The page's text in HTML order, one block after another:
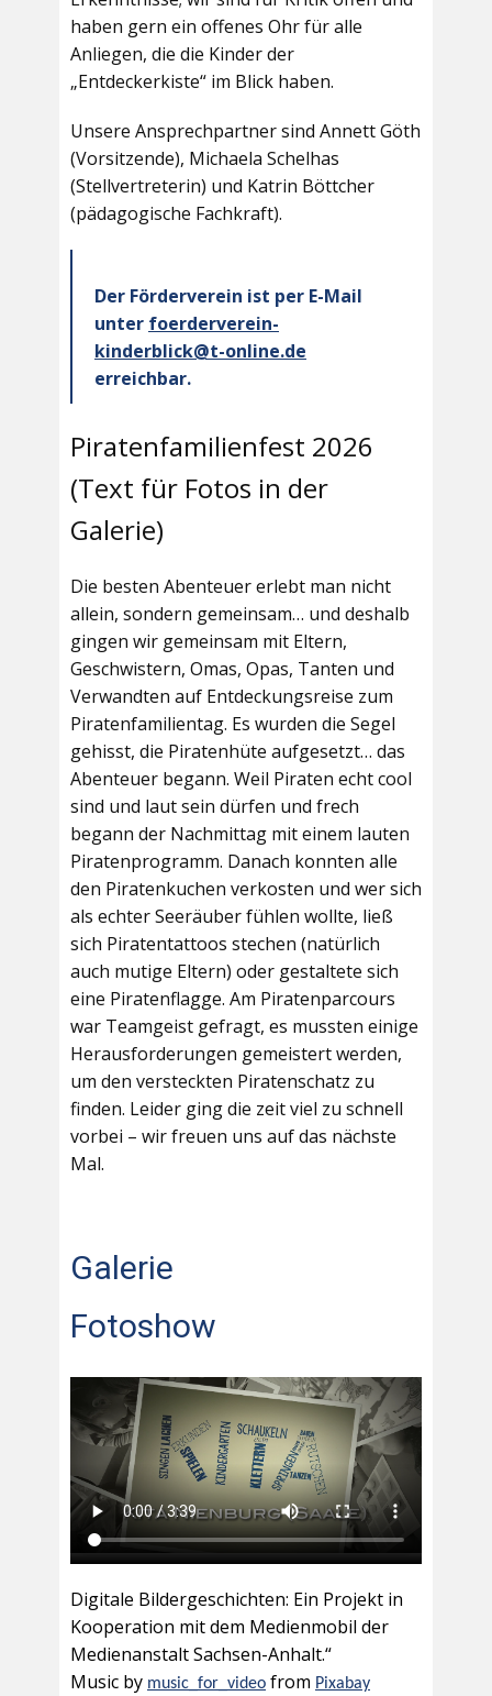
haben gern ein offenes Ohr für alle
Anliegen, die die Kinder der
„Entdeckerkiste“ im Blick haben.
Unsere Ansprechpartner sind Annett Göth
(Vorsitzende), Michaela Schelhas
(Stellvertreterin) und Katrin Böttcher
(pädagogische Fachkraft).
Der Förderverein ist per E-Mail
unter foerderverein-
kinderblick@t-online.de
erreichbar.
Piratenfamilienfest 2026
(Text für Fotos in der
Galerie)
Die besten Abenteuer erlebt man nicht
allein, sondern gemeinsam… und deshalb
gingen wir gemeinsam mit Eltern,
Geschwistern, Omas, Opas, Tanten und
Verwandten auf Entdeckungsreise zum
Piratenfamilientag. Es wurden die Segel
gehisst, die Piratenhüte aufgesetzt… das
Abenteuer begann. Weil Piraten echt cool
sind und laut sein dürfen und frech
begann der Nachmittag mit einem lauten
Piratenprogramm. Danach konnten alle
den Piratenkuchen verkosten und wer sich
als echter Seeräuber fühlen wollte, ließ
sich Piratentattoos stechen (natürlich
auch mutige Eltern) oder gestaltete sich
eine Piratenflagge. Am Piratenparcours
war Teamgeist gefragt, es mussten einige
Herausforderungen gemeistert werden,
um den versteckten Piratenschatz zu
finden. Leider ging die zeit viel zu schnell
vorbei – wir freuen uns auf das nächste
Mal.
Galerie
Fotoshow
Digitale Bildergeschichten: Ein Projekt in
Kooperation mit dem Medienmobil der
Medienanstalt Sachsen-Anhalt.“
Music by music_for_video from Pixabay